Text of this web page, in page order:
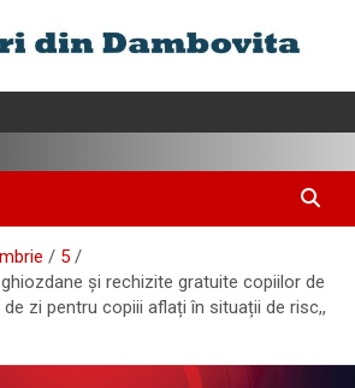
5
și rechizite gratuite copiilor de
de zi pentru copiii aflați în situații de risc,,